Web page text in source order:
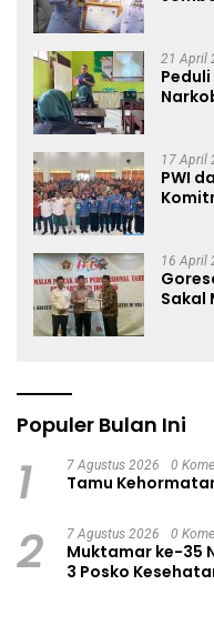
21 April
17 April
PWI
16 April
Sakal
Populer Bulan Ini
1 7 Agustus 2026 0
Tamu
2 7 Agustus 2026 0
Muktamar ke-35
3 Posko